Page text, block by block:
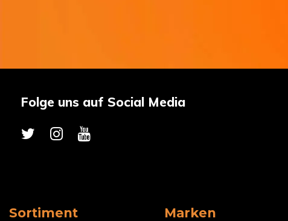
Folge uns auf Social Media
Sortiment Marken